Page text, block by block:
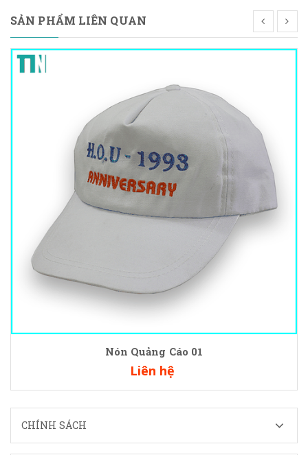
SẢN PHẨM LIÊN QUAN
Nón Quảng Cáo 01
Liên hệ
CHÍNH SÁCH